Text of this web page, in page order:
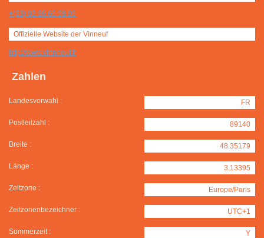
+(33) 03 86 66 98 09
Offizielle Website der Vinneuf
http://www.vinnneuf.fr
Zahlen
Landesvorwahl : FR
Postleitzahl : 89140
Breite : 48.35179
Länge : 3.13395
Zeitzone : Europe/Paris
Zeitzonenbezeichner : UTC+1
Sommerzeit : Y